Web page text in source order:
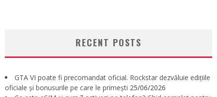
RECENT POSTS
GTA VI poate fi precomandat oficial. Rockstar dezvăluie edițiile
oficiale și bonusurile pe care le primești 25/06/2026